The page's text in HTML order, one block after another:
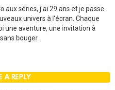
aux séries, j'ai 29 ans et je passe
univers à l'écran. Chaque
une aventure, une invitation à
bouger.
A REPLY